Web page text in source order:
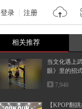
登录 注册
相关推荐
当文化遇上
眼》里的招
阳...
7,946
【KPOP翻